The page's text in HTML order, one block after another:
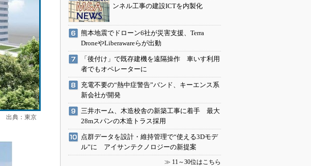
出典：東京
ンネル工事の建設ICTを内製化
熊本地震でドローン6社が災害支援、Terra
DroneやLiberawareらが出動
「後付け」で既存建機を遠隔操作 車いす利用
者でもオペレーターに
充電不要の“熱中症警告”バンド、キーエンス系
新会社が開発
三井ホーム、木造校舎の新築工事に着手 最大
28mスパンの木造トラス採用
点群データを設計・維持管理で“使える3Dモデ
ル”に アイサンテクノロジーの新提案
≫ 11～30位はこちら